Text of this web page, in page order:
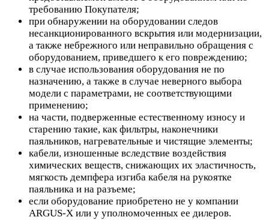
требованию Покупателя;
при обнаружении на оборудовании следов
несанкционированного вскрытия или модернизации,
а также небрежного или неправильно обращения с
оборудованием, приведшего к его повреждению;
в случае использования оборудования не по
назначению, а также в случае неверного выбора
модели с параметрами, не соответствующими
применению;
на части, подверженные естественному износу и
старению такие, как фильтры, наконечники
паяльников, нагревательные и чистящие элементы;
кабели, изношенные вследствие воздействия
химических веществ, снижающих их эластичность,
мягкость демпфера изгиба кабеля на рукоятке
паяльника и на разъеме;
если оборудование приобретено не у компании
ARGUS-X или у уполномоченных ее дилеров.